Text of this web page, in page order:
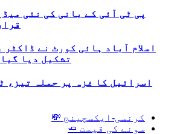
پی ٹی آئی کے بانی کی نئی
اسلام آباد ہائی کورٹ نے
تشکیل دیا
اسرائیل کا غزہ پر حملہ تیز،
کرنسی-ایکسچینج 💸
سونے کی قیمت 🧈